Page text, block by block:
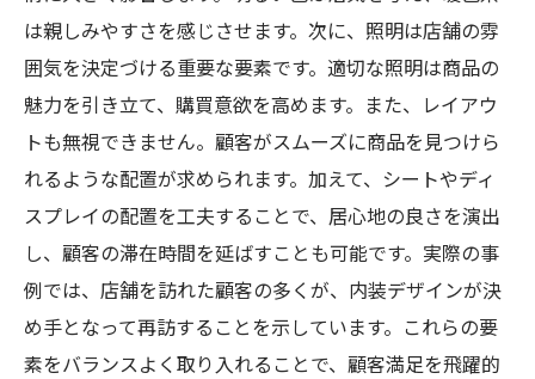
は親しみやすさを感じさせます。次に、照明は店舗の雰
囲気を決定づける重要な要素です。適切な照明は商品の
魅力を引き立て、購買意欲を高めます。また、レイアウ
トも無視できません。顧客がスムーズに商品を見つけら
れるような配置が求められます。加えて、シートやディ
スプレイの配置を工夫することで、居心地の良さを演出
し、顧客の滞在時間を延ばすことも可能です。実際の事
例では、店舗を訪れた顧客の多くが、内装デザインが決
め手となって再訪することを示しています。これらの要
素をバランスよく取り入れることで、顧客満足を飛躍的